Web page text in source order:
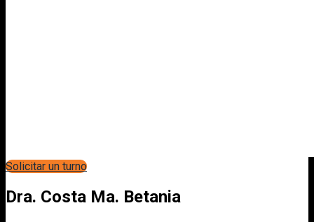
Solicitar un turno
Dra. Costa Ma. Betania